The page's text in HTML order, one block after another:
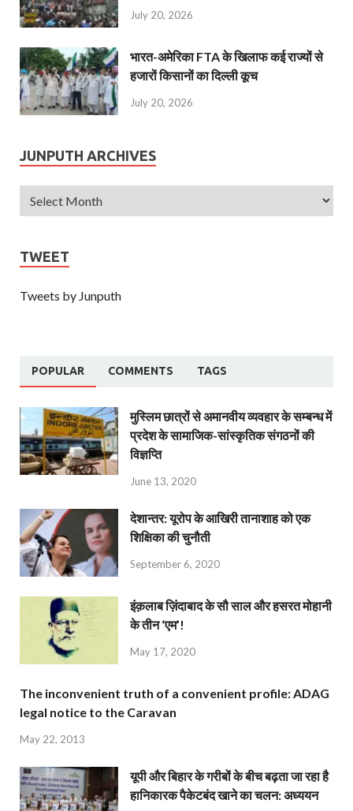
July 20, 2026
भारत-अमेरिका FTA के खिलाफ कई राज्यों से
हजारों किसानों का दिल्ली कूच
July 20, 2026
JUNPUTH ARCHIVES
TWEET
Tweets by Junputh
POPULAR COMMENTS TAGS
मुस्लिम छात्रों से अमानवीय व्यवहार के सम्बन्ध में
प्रदेश के सामाजिक-सांस्कृतिक संगठनों की
विज्ञप्ति
June 13, 2020
देशान्‍तर: यूरोप के आखिरी तानाशाह को एक
शिक्षिका की चुनौती
September 6, 2020
इंक़लाब ज़िंदाबाद के सौ साल और हसरत मोहानी
के तीन ‘एम’!
May 17, 2020
The inconvenient truth of a convenient profile: ADAG
legal notice to the Caravan
May 22, 2013
यूपी और बिहार के गरीबों के बीच बढ़ता जा रहा है
हानिकारक पैकेटबंद खाने का चलन: अध्ययन